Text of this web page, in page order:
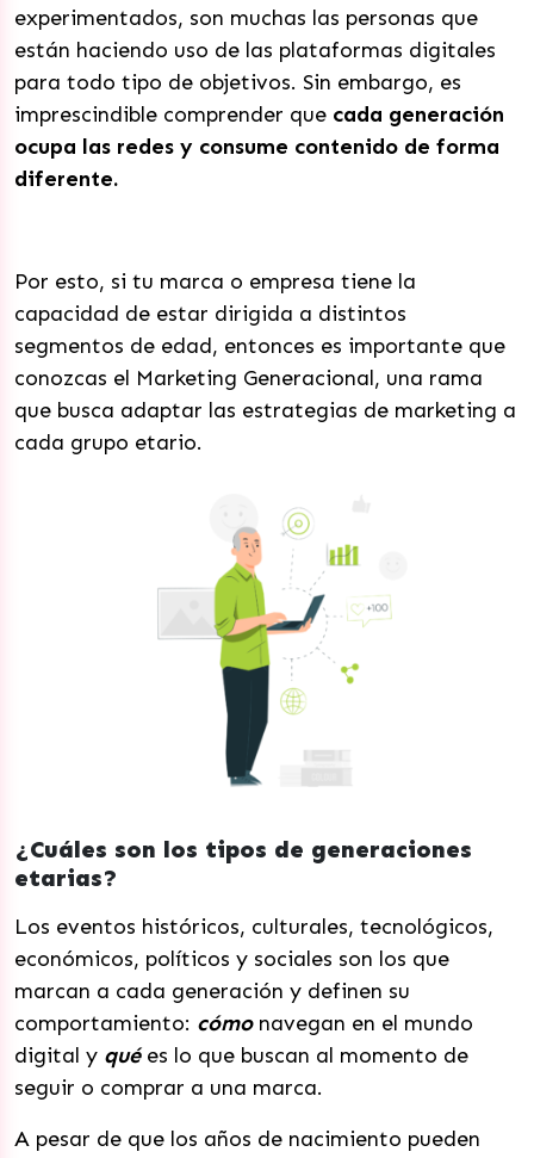
experimentados, son muchas las personas que
están haciendo uso de las plataformas digitales
para todo tipo de objetivos. Sin embargo, es
imprescindible comprender que cada generación
ocupa las redes y consume contenido de forma
diferente.
Por esto, si tu marca o empresa tiene la
capacidad de estar dirigida a distintos
segmentos de edad, entonces es importante que
conozcas el Marketing Generacional, una rama
que busca adaptar las estrategias de marketing a
cada grupo etario.
¿Cuáles son los tipos de generaciones
etarias?
Los eventos históricos, culturales, tecnológicos,
económicos, políticos y sociales son los que
marcan a cada generación y definen su
comportamiento: cómonavegan en el mundo
digital y quées lo que buscan al momento de
seguir o comprar a una marca.
A pesar de que los años de nacimiento pueden